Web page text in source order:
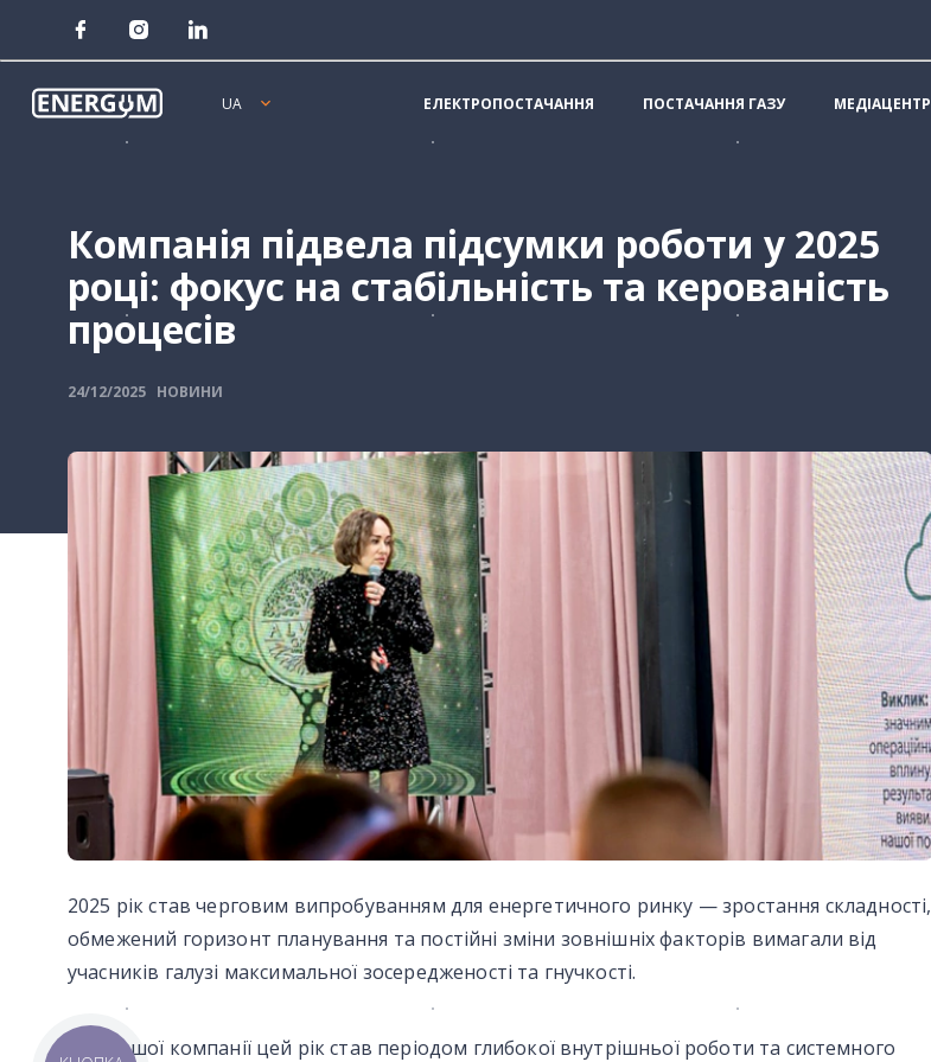
ЕЛЕКТРОПОСТАЧАННЯ ПОСТАЧАННЯ ГАЗУ МЕДІАЦЕНТР
UA
Компанія підвела підсумки роботи у 2025
році: фокус на стабільність та керованість
процесів
24/12/2025 НОВИНИ
2025 рік став черговим випробуванням для енергетичного ринку — зростання складності,
обмежений горизонт планування та постійні зміни зовнішніх факторів вимагали від
учасників галузі максимальної зосередженості та гнучкості.
Для нашої компанії цей рік став періодом глибокої внутрішньої роботи та системного